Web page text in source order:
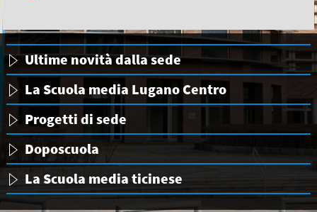
Ultime novità dalla sede
La Scuola media Lugano Centro
Progetti di sede
Doposcuola
La Scuola media ticinese